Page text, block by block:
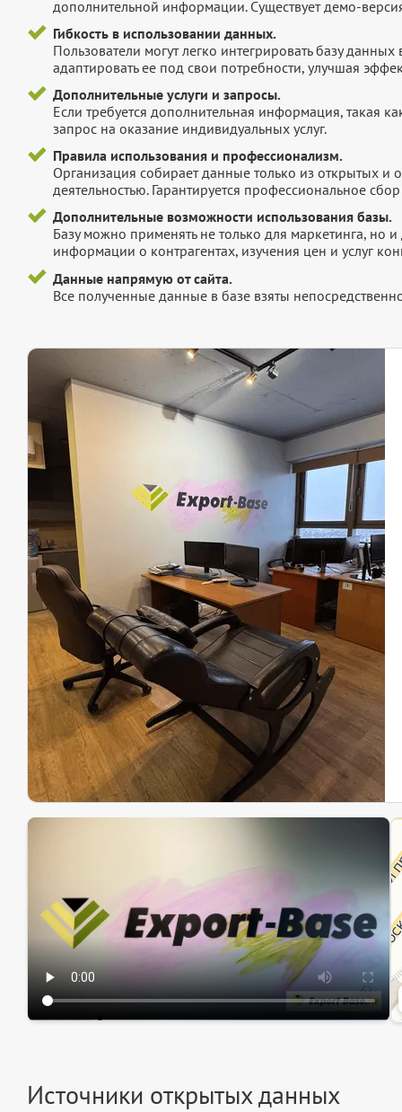
дополнительной информации. Существует демо-
Гибкость в использовании данных.
Пользователи могут легко интегрировать базу
адаптировать ее под свои потребности, улучшая
Дополнительные услуги и запросы.
Если требуется дополнительная информация, такая
запрос на оказание индивидуальных услуг.
Правила использования и профессионализм.
Организация собирает данные только из открытых и
деятельностью. Гарантируется профессиональное
Дополнительные возможности использования базы.
Базу можно применять не только для маркетинга, но
информации о контрагентах, изучения цен и услуг
Данные напрямую от сайта.
Все полученные данные в базе взяты
Источники открытых данных